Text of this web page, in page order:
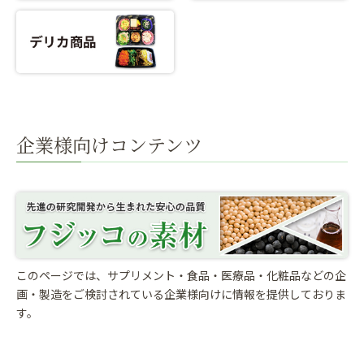
企業様向けコンテンツ
このページでは、サプリメント・食品・医療品・化粧品などの企
画・製造をご検討されている企業様向けに情報を提供しておりま
す。